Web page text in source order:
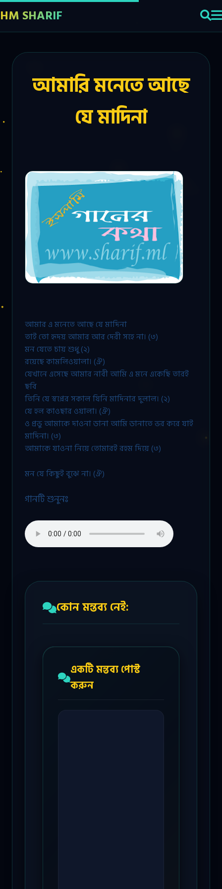
HM SHARIF
আমারি মনেতে আছে
যে মাদিনা
আমার এ মনেতে আছে যে মাদিনা
তাই তো হৃদয় আমার আর দেরী সহে না। (৩)
মন যেতে চায় শুধু (২)
রয়েছে কামলিওয়ালা। (ঐ)
যেখানে এসেছে আমার নাবী আমি এ মনে একেছি তারই
ছবি
তিনি যে স্বপ্নের সকাল যিনি মাদিনার দুলাল। (২)
যে হল কাওছার ওয়ালা। (ঐ)
ও প্রভু আমাকে দাওনা ডানা আমি ডানাতে ভর করে যাই
মাদিনা। (৩)
আমাকে যাওনা নিয়ে তোমারই রহম দিয়ে (৩)
মন যে কিছুই বুঝে না। (ঐ)
গানটি শুনুনঃ
কোন মন্তব্য নেই:
একটি মন্তব্য পোস্ট
করুন